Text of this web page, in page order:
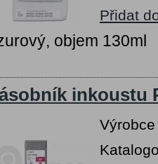
Přidat
objem 130ml
inkoustu